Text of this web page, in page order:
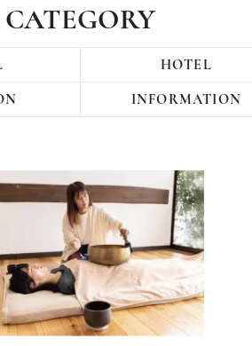
CATEGORY
HOTEL
INFORMATION